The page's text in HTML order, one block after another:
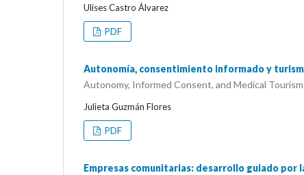
Ulises Castro Álvarez
PDF
Autonomía, consentimiento informado y
Autonomy, Informed Consent, and Medical
Julieta Guzmán Flores
PDF
Empresas comunitarias: desarrollo guiado por